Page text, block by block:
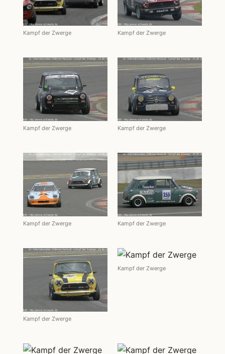
Kampf der Zwerge Kampf der Zwerge
Kampf der Zwerge Kampf der Zwerge
Kampf der Zwerge Kampf der Zwerge
Kampf der Zwerge
Kampf der Zwerge